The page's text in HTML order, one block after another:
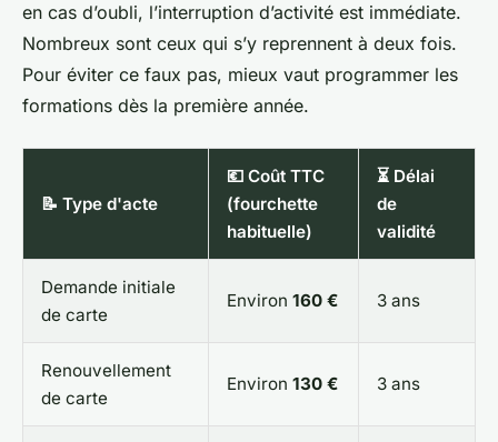
en cas d’oubli, l’interruption d’activité est immédiate.
Nombreux sont ceux qui s’y reprennent à deux fois.
Pour éviter ce faux pas, mieux vaut programmer les
formations dès la première année.
📝 Type d'acte
💶 Coût TTC
(fourchette
habituelle)
⏳ Délai
de
validité
Demande initiale
de carte
Environ 160 € 3 ans
Renouvellement
de carte
Environ 130 € 3 ans